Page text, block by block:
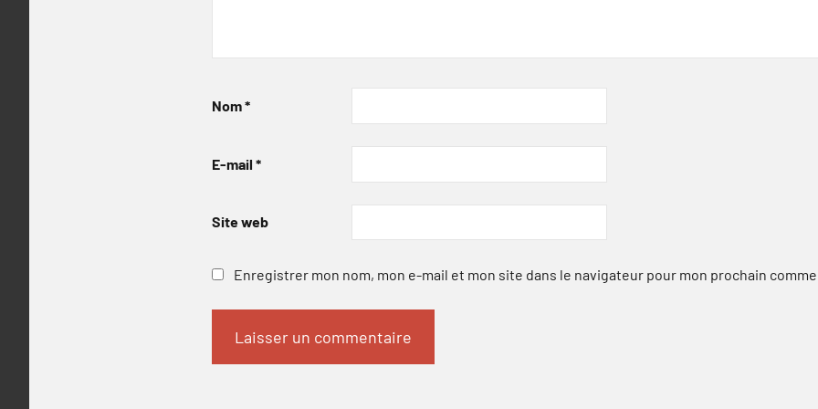
Nom*
E-mail *
Site web
Enregistrer mon nom, mon e-mail et mon site dans le navigateur pour mon prochain